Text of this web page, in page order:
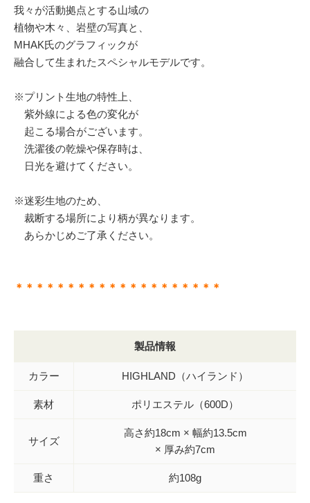
我々が活動拠点とする山域の
植物や木々、岩壁の写真と、
MHAK氏のグラフィックが
融合して生まれたスペシャルモデルです。
※プリント生地の特性上、
紫外線による色の変化が
起こる場合がございます。
洗濯後の乾燥や保存時は、
日光を避けてください。
※迷彩生地のため、
裁断する場所により柄が異なります。
あらかじめご了承ください。
＊＊＊＊＊＊＊＊＊＊＊＊＊＊＊＊＊＊＊＊
製品情報
カラー HIGHLAND（ハイランド）
素材 ポリエステル（600D）
サイズ
高さ約18cm × 幅約13.5cm
× 厚み約7cm
重さ 約108g